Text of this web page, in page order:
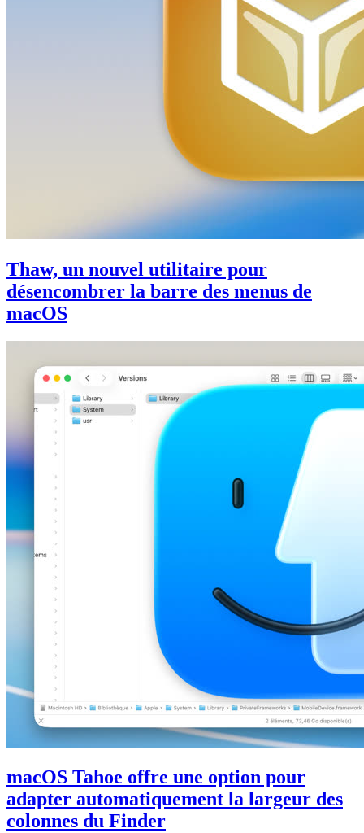
Thaw, un nouvel utilitaire pour
désencombrer la barre des menus de
macOS
macOS Tahoe offre une option pour
adapter automatiquement la largeur des
colonnes du Finder